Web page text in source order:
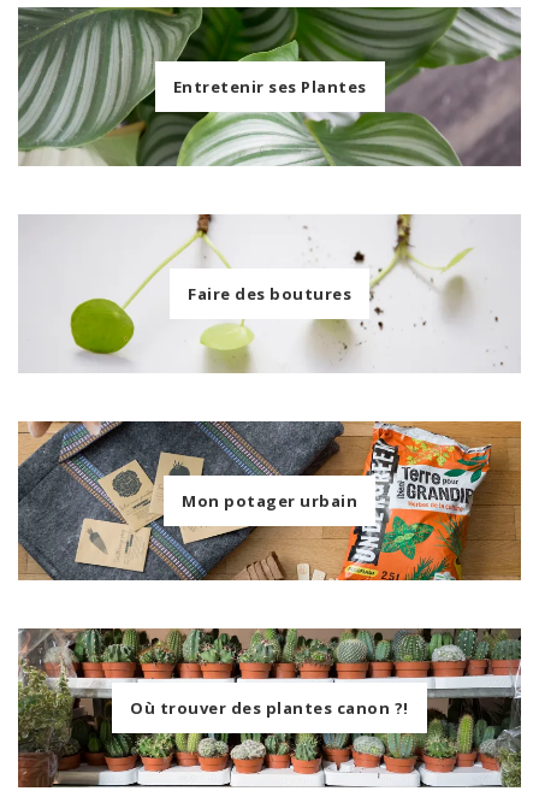
Entretenir ses Plantes
Faire des boutures
Mon potager urbain
Où trouver des plantes canon ?!